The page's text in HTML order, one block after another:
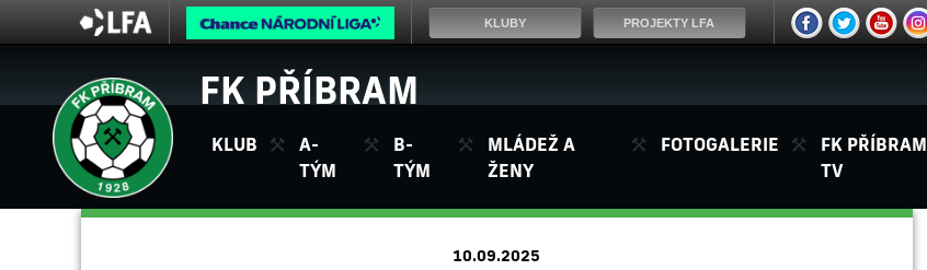
FK PŘÍBRAM
KLUB
A-
TÝM
B-
TÝM
MLÁDEŽ A
ŽENY
FOTOGALERIE
FK PŘÍBRAM
TV
10.09.2025
KLUBY PROJEKTY LFA